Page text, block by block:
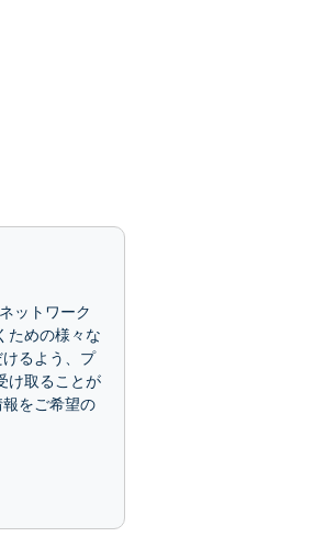
ットワーク
ための様々な
るよう、プ
け取ることが
をご希望の